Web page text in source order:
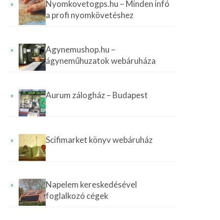
Nyomkovetogps.hu – Minden infó
a profi nyomkövetéshez
Agynemushop.hu –
ágyneműhuzatok webáruháza
Aurum zálogház – Budapest
Scifimarket könyv webáruház
Napelem kereskedésével
foglalkozó cégek